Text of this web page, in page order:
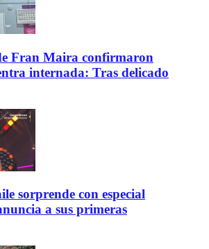
Fran Maira confirmaron
internada: Tras delicado
sorprende con especial
a sus primeras